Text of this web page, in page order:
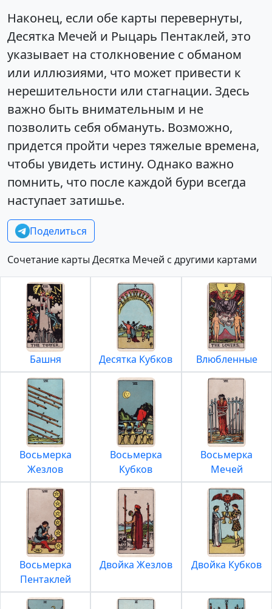
Наконец, если обе карты перевернуты,
Десятка Мечей и Рыцарь Пентаклей, это
указывает на столкновение с обманом
или иллюзиями, что может привести к
нерешительности или стагнации. Здесь
важно быть внимательным и не
позволить себя обмануть. Возможно,
придется пройти через тяжелые времена,
чтобы увидеть истину. Однако важно
помнить, что после каждой бури всегда
наступает затишье.
Поделиться
Сочетание карты Десятка Мечей с другими картами
Башня Десятка Кубков Влюбленные
Восьмерка
Жезлов
Восьмерка
Кубков
Восьмерка
Мечей
Восьмерка
Пентаклей
Двойка Жезлов Двойка Кубков